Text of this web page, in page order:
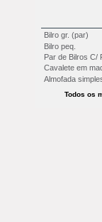
Bilro gr. (par)
Bilro peq.
Par de Bilros C/
Cavalete em
Almofada
Todos os